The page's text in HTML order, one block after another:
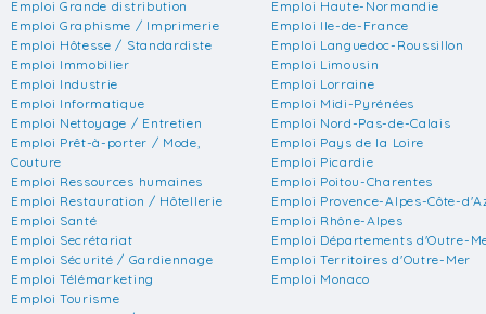
Emploi Grande distribution
Emploi Graphisme / Imprimerie
Emploi Hôtesse / Standardiste
Emploi Immobilier
Emploi Industrie
Emploi Informatique
Emploi Nettoyage / Entretien
Emploi Prêt-à-porter / Mode,
Couture
Emploi Ressources humaines
Emploi Restauration / Hôtellerie
Emploi Santé
Emploi Secrétariat
Emploi Sécurité / Gardiennage
Emploi Télémarketing
Emploi Tourisme
Emploi Haute-Normandie
Emploi Ile-de-France
Emploi Languedoc-Roussillon
Emploi Limousin
Emploi Lorraine
Emploi Midi-Pyrénées
Emploi Nord-Pas-de-Calais
Emploi Pays de la Loire
Emploi Picardie
Emploi Poitou-Charentes
Emploi Provence-Alpes-Côte-
Emploi Rhône-Alpes
Emploi Départements d'Outre-
Emploi Territoires d'Outre-Mer
Emploi Monaco